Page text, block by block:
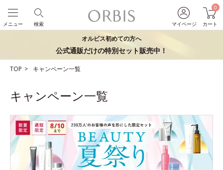
マイページ
0
カート
検索
メニュー
オルビス初めての方へ
公式通販だけの特別セット販売中！
TOP キャンペーン一覧
キャンペーン一覧